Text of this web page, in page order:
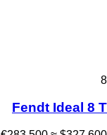
8
Fendt Ideal 8 T